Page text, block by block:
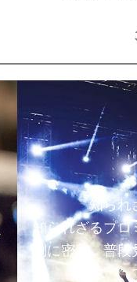
知られ
知られざるプロ
側に密着。普